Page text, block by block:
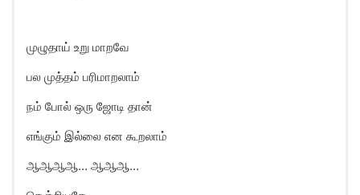
முழுதாய் உறு மாறவே
பல முத்தம் பரிமாறலாம்
நம் போல் ஒரு ஜோடி தான்
எங்கும் இல்லை என கூறலாம்
ஆஆஆஆ… ஆஆஆ…